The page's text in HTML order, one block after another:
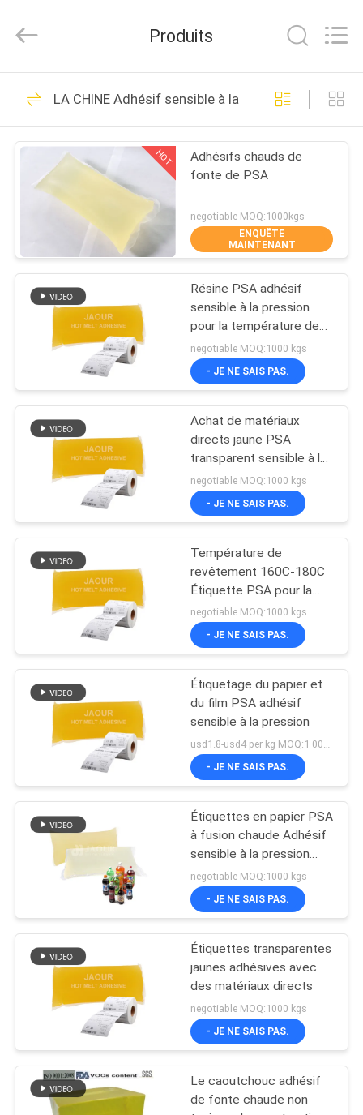
MAISON
PRODUITS
PROPOS
NOUS
VISITE
CONTRÔLE
QUALITÉ
CONTACTEZ-
NOUS
NOUVELLES
DEMANDEZ
UN DEVIS
DU
SITE
POLITIQUE
CONFIDENTIALITÉ
Jaour
Adhesive
All
Reserved.
adhésif chaud de la
fonte PSA
105
adhésif sensible à la
pression de fonte
chaude
78
Adhésif sensible à
la pression de PSA
COLLE DE PSA
Adhésif chaud de
colle de fonte
18
adhésif chaud de
fonte
35
Produits
LA CHINE Adhésif sensible à la pression de PSA
HOT
Adhésifs chauds de
fonte de PSA
negotiable MOQ:1000kgs
ENQUÊTE
MAINTENANT
Résine PSA adhésif
sensible à la pression
pour la température de
revêtement 160C-180C
à Shanghai
negotiable MOQ:1000 kgs
- JE NE SAIS PAS.
Achat de matériaux
directs jaune PSA
transparent sensible à la
pression Adhésif
avantage
negotiable MOQ:1000 kgs
- JE NE SAIS PAS.
Température de
revêtement 160C-180C
Étiquette PSA pour la
région Plus de 60 pays
negotiable MOQ:1000 kgs
- JE NE SAIS PAS.
Étiquetage du papier et
du film PSA adhésif
sensible à la pression
usd1.8-usd4 per kg MOQ:1 000 kg
- JE NE SAIS PAS.
Étiquettes en papier PSA
à fusion chaude Adhésif
sensible à la pression
pour les besoins
d'étiquetage
negotiable MOQ:1000 kgs
- JE NE SAIS PAS.
Étiquettes transparentes
jaunes adhésives avec
des matériaux directs
negotiable MOQ:1000 kgs
- JE NE SAIS PAS.
Le caoutchouc adhésif
de fonte chaude non